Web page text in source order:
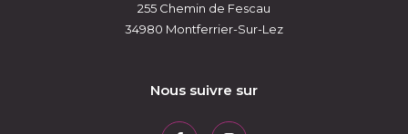
255 Chemin de Fescau
34980
Montferrier-Sur-Lez
Nous suivre sur